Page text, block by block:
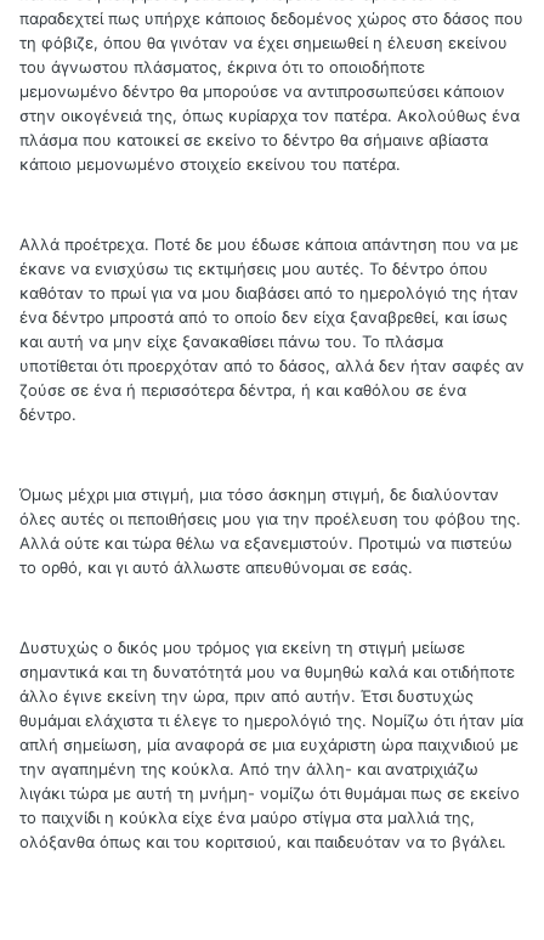
παραδεχτεί πως υπήρχε κάποιος δεδομένος χώρος στο δάσος που
τη φόβιζε, όπου θα γινόταν να έχει σημειωθεί η έλευση εκείνου
του άγνωστου πλάσματος, έκρινα ότι το οποιοδήποτε
μεμονωμένο δέντρο θα μπορούσε να αντιπροσωπεύσει κάποιον
στην οικογένειά της, όπως κυρίαρχα τον πατέρα. Ακολούθως ένα
πλάσμα που κατοικεί σε εκείνο το δέντρο θα σήμαινε αβίαστα
κάποιο μεμονωμένο στοιχείο εκείνου του πατέρα.
Αλλά προέτρεχα. Ποτέ δε μου έδωσε κάποια απάντηση που να με
έκανε να ενισχύσω τις εκτιμήσεις μου αυτές. Το δέντρο όπου
καθόταν το πρωί για να μου διαβάσει από το ημερολόγιό της ήταν
ένα δέντρο μπροστά από το οποίο δεν είχα ξαναβρεθεί, και ίσως
και αυτή να μην είχε ξανακαθίσει πάνω του. Το πλάσμα
υποτίθεται ότι προερχόταν από το δάσος, αλλά δεν ήταν σαφές αν
ζούσε σε ένα ή περισσότερα δέντρα, ή και καθόλου σε ένα
δέντρο.
Όμως μέχρι μια στιγμή, μια τόσο άσκημη στιγμή, δε διαλύονταν
όλες αυτές οι πεποιθήσεις μου για την προέλευση του φόβου της.
Αλλά ούτε και τώρα θέλω να εξανεμιστούν. Προτιμώ να πιστεύω
το ορθό, και γι αυτό άλλωστε απευθύνομαι σε εσάς.
Δυστυχώς ο δικός μου τρόμος για εκείνη τη στιγμή μείωσε
σημαντικά και τη δυνατότητά μου να θυμηθώ καλά και οτιδήποτε
άλλο έγινε εκείνη την ώρα, πριν από αυτήν. Έτσι δυστυχώς
θυμάμαι ελάχιστα τι έλεγε το ημερολόγιό της. Νομίζω ότι ήταν μία
απλή σημείωση, μία αναφορά σε μια ευχάριστη ώρα παιχνιδιού με
την αγαπημένη της κούκλα. Από την άλλη- και ανατριχιάζω
λιγάκι τώρα με αυτή τη μνήμη- νομίζω ότι θυμάμαι πως σε εκείνο
το παιχνίδι η κούκλα είχε ένα μαύρο στίγμα στα μαλλιά της,
ολόξανθα όπως και του κοριτσιού, και παιδευόταν να το βγάλει.